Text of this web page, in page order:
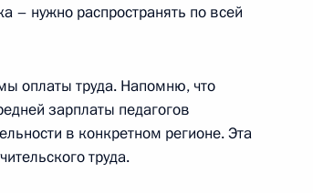
форуме
– нужно распространять по всей
оплаты труда. Напомню, что
зарплаты педагогов
в конкретном регионе. Эта
труда.